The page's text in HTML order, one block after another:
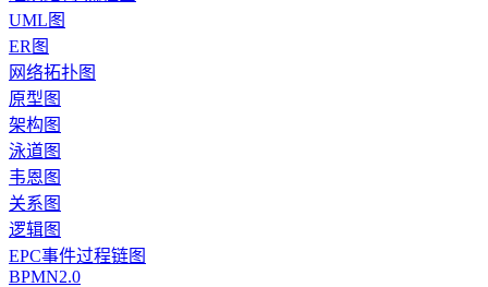
UML图
ER图
网络拓扑图
原型图
架构图
泳道图
韦恩图
关系图
逻辑图
EPC事件过程链图
BPMN2.0